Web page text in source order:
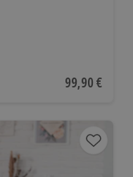
58 Bewertungen
Aktueller
99,90 €